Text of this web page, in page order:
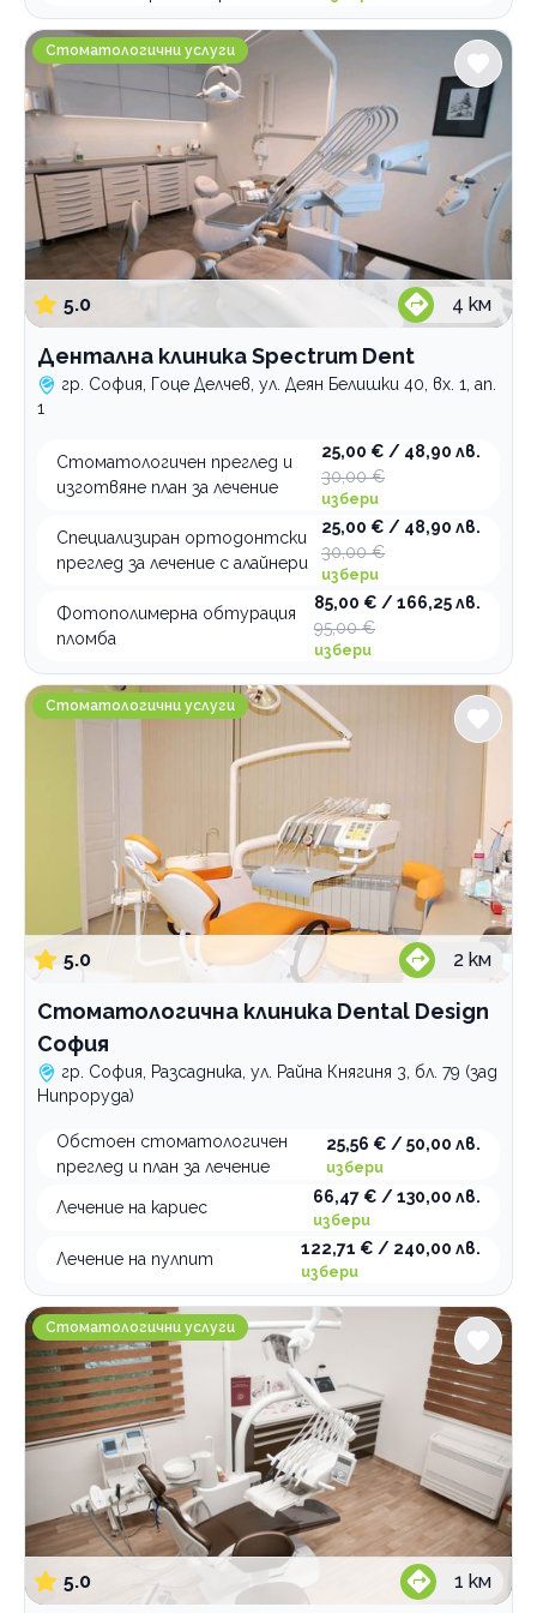
Дентална клиника Spectrum Dent
Стоматологични услуги
5.0 4 км
Дентална клиника Spectrum Dent
гр. София, Гоце Делчев, ул. Деян Белишки 40, вх. 1, ап.
1
Стоматологичен преглед и
изготвяне план за лечение
25,00 € / 48,90 лв.
30,00 €
избери
Специализиран ортодонтски
преглед за лечение с алайнери
25,00 € / 48,90 лв.
30,00 €
избери
Фотополимерна обтурация
пломба
85,00 € / 166,25 лв.
95,00 €
избери
Стоматологична клиника Dental Design София
Стоматологични услуги
5.0 2 км
Стоматологична клиника Dental Design
София
гр. София, Разсадника, ул. Райна Княгиня 3, бл. 79 (зад
Нипроруда)
Обстоен стоматологичен
преглед и план за лечение
25,56 € / 50,00 лв.
избери
Лечение на кариес
66,47 € / 130,00 лв.
избери
Лечение на пулпит
122,71 € / 240,00 лв.
избери
Стоматологична клиника Доктор Валентин
Стоматологични услуги
5.0 1 км
коронка на зъб
фасети
Категории
Психология и психотерапия
Ортодонтия
Грижи за възрастни хора
Интравенозни терапии
Логопедични услуги
Имплантолог
Холистична и алтернативна медицина
Лаборатории
Медицински услуги
Рехабилитация
По домовете